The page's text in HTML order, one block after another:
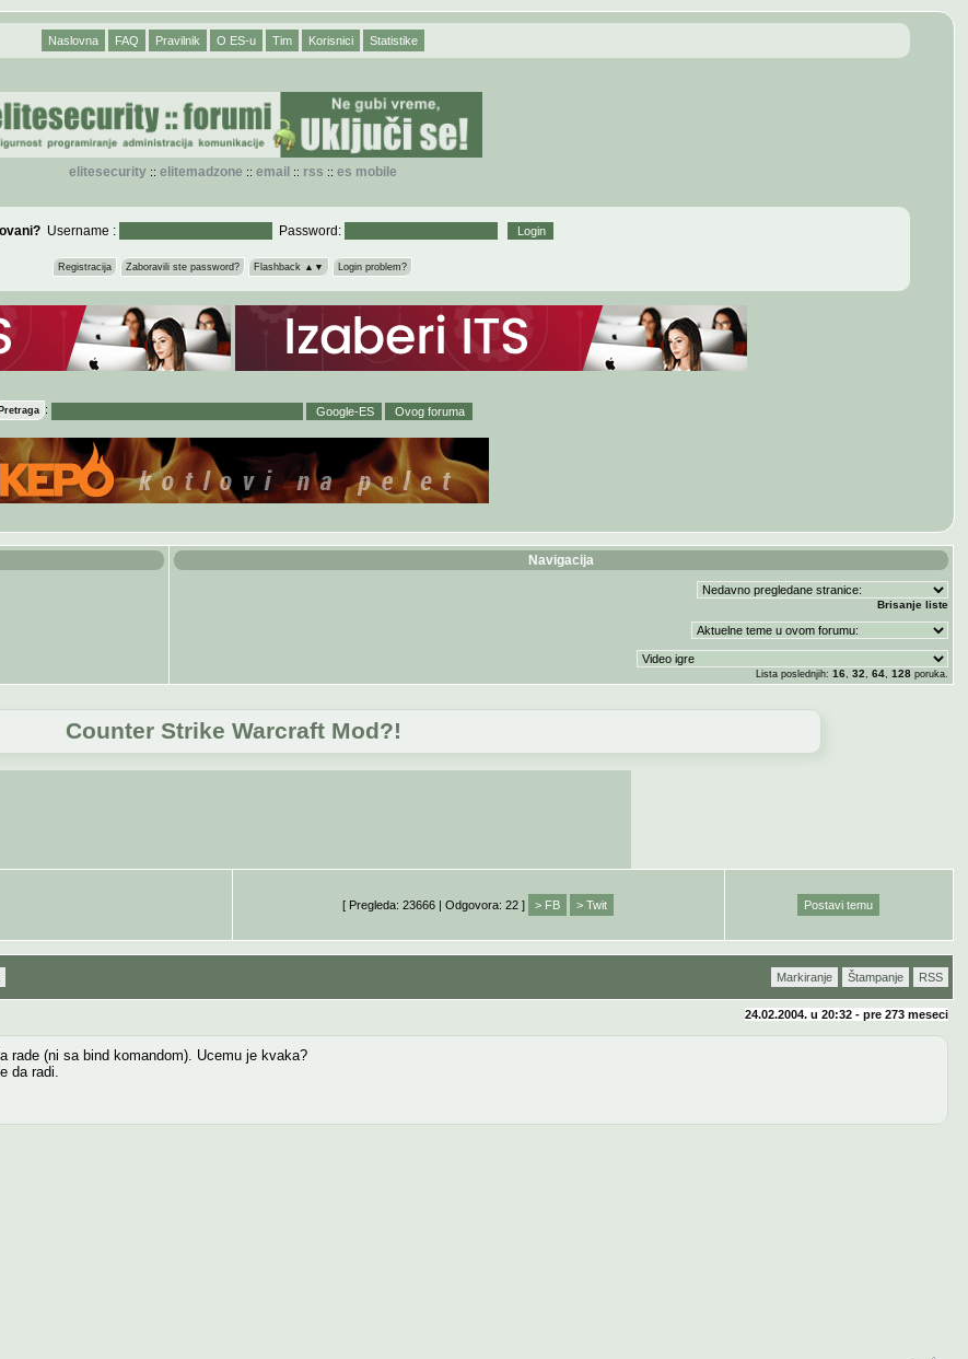
Naslovna FAQ Pravilnik O ES-u Tim Korisnici Statistike
elitesecurity:: elitemadzone :: email :: rss :: es mobile
Username : Password:
Registracija Zaboravili ste password? Flashback ▲▼ Login problem?
Pretraga :
Navigacija
Brisanje liste
Lista poslednjih: 16, 32 64, 128poruka.
Counter Strike Warcraft Mod?!
[ Pregleda: 23666 | Odgovora: 22 ] > FB > Twit Postavi temu
Markiranje Štampanje RSS
24.02.2004. u 20:32 - pre 273 meseci
rade (ni sa bind komandom). Ucemu je kvaka?
da radi.